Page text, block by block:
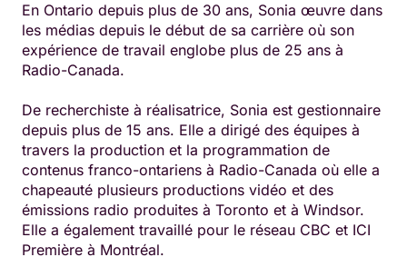
En Ontario depuis plus de 30 ans, Sonia œuvre dans
les médias depuis le début de sa carrière où son
expérience de travail englobe plus de 25 ans à
Radio-Canada.
De recherchiste à réalisatrice, Sonia est gestionnaire
depuis plus de 15 ans. Elle a dirigé des équipes à
travers la production et la programmation de
contenus franco-ontariens à Radio-Canada où elle a
chapeauté plusieurs productions vidéo et des
émissions radio produites à Toronto et à Windsor.
Elle a également travaillé pour le réseau CBC et ICI
Première à Montréal.